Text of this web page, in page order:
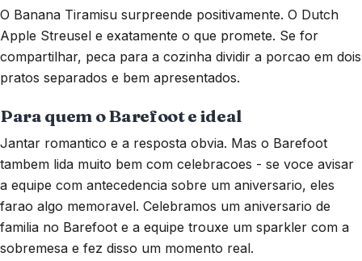
O Banana Tiramisu surpreende positivamente. O Dutch
Apple Streusel e exatamente o que promete. Se for
compartilhar, peca para a cozinha dividir a porcao em dois
pratos separados e bem apresentados.
Para quem o Barefoot e ideal
Jantar romantico e a resposta obvia. Mas o Barefoot
tambem lida muito bem com celebracoes - se voce avisar
a equipe com antecedencia sobre um aniversario, eles
farao algo memoravel. Celebramos um aniversario de
familia no Barefoot e a equipe trouxe um sparkler com a
sobremesa e fez disso um momento real.